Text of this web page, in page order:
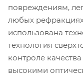
повреждениям,
любых
использована
технология
контроле
высокими